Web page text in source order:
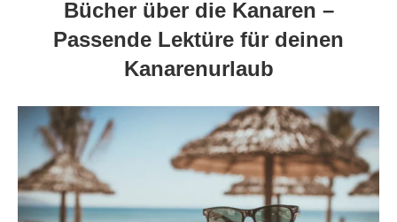
Bücher über die Kanaren –
Passende Lektüre für deinen
Kanarenurlaub